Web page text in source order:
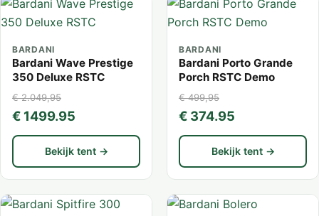
BARDANI
Bardani Wave Prestige
350 Deluxe RSTC
€ 2.049,95
€ 1499.95
Bekijk tent →
BARDANI
Bardani Porto Grande
Porch RSTC Demo
€ 499,95
€ 374.95
Bekijk tent →